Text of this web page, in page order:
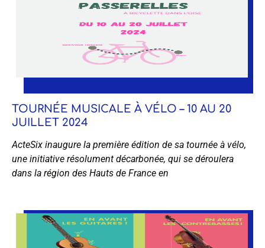
TOURNÉE MUSICALE À VÉLO – 10 AU 20
JUILLET 2024
ActeSix inaugure la première édition de sa tournée à vélo,
une initiative résolument décarbonée, qui se déroulera
dans la région des Hauts de France en